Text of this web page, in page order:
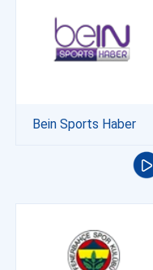
Bein Sports Haber